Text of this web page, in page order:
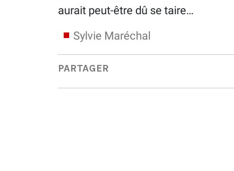
aurait peut-être dû se taire…
Sylvie Maréchal
PARTAGER